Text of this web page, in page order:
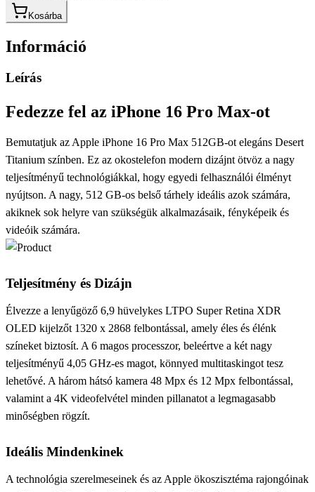
Kosárba
Információ
Leírás
Fedezze fel az iPhone 16 Pro Max-ot
Bemutatjuk az Apple iPhone 16 Pro Max 512GB-ot elegáns Desert
Titanium színben. Ez az okostelefon modern dizájnt ötvöz a nagy
teljesítményű technológiákkal, hogy egyedi felhasználói élményt
nyújtson. A nagy, 512 GB-os belső tárhely ideális azok számára,
akiknek sok helyre van szükségük alkalmazásaik, fényképeik és
videóik számára.
Teljesítmény és Dizájn
Élvezze a lenyűgöző 6,9 hüvelykes LTPO Super Retina XDR
OLED kijelzőt 1320 x 2868 felbontással, amely éles és élénk
színeket biztosít. A 6 magos processzor, beleértve a két nagy
teljesítményű 4,05 GHz-es magot, könnyed multitaskingot tesz
lehetővé. A három hátsó kamera 48 Mpx és 12 Mpx felbontással,
valamint a 4K videofelvétel minden pillanatot a legmagasabb
minőségben rögzít.
Ideális Mindenkinek
A technológia szerelmeseinek és az Apple ökoszisztéma rajongóinak